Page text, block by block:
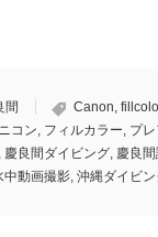
間 Canon,
ニコン, フィルカラー, プレ
, 慶良間ダイビング, 慶良
中動画撮影, 沖縄ダイビ